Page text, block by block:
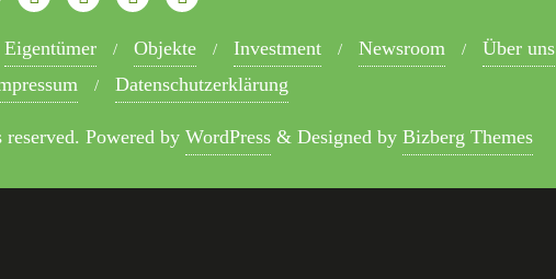
Eigentümer Objekte Investment Newsroom Über uns
Datenschutzerklärung
Powered by WordPress & Designed by Bizberg Themes